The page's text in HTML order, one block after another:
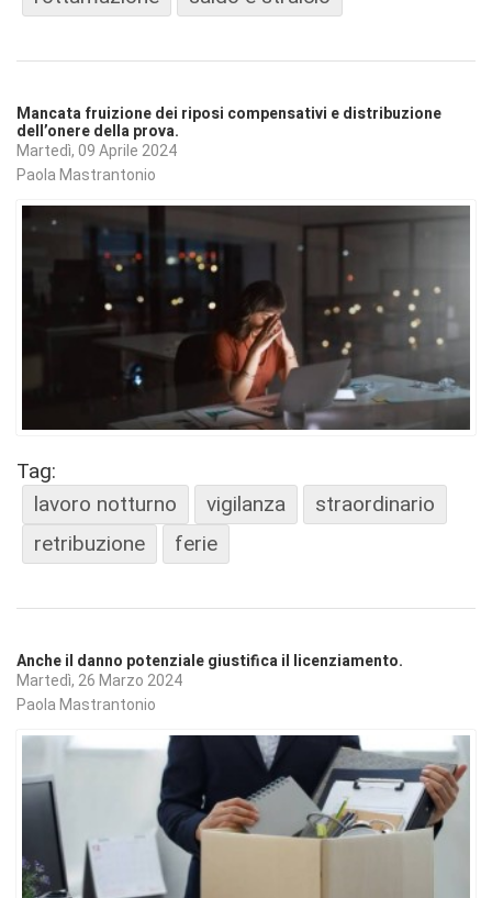
Mancata fruizione dei riposi compensativi e distribuzione
dell’onere della prova.
Martedì, 09 Aprile 2024
Paola Mastrantonio
Tag:
lavoro notturno
vigilanza
straordinario
retribuzione
ferie
Anche il danno potenziale giustifica il licenziamento.
Martedì, 26 Marzo 2024
Paola Mastrantonio